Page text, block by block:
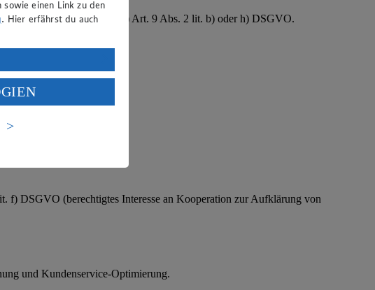
Daten (z. B. Gesundheit) Art. 9 Abs. 2 lit. b) oder h) DSGVO.
DSGVO (berechtigtes Interesse an Kooperation zur Aufklärung von
und Kundenservice-Optimierung.
einen Link zu den
. Hier erfährst du auch
und YouTube:
1 Satz 1 lit. a) DSGVO
USA als Land mit
an. Es besteht das